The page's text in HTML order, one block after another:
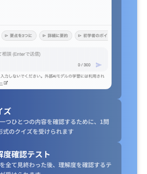
ズ
つひとつの内容を確認するために、1問
式のクイズを受けられます
度確認テスト
全て見終わった後、理解度を確認するテ